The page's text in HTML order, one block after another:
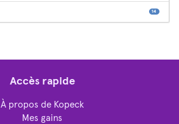
14
Accès rapide
À propos de Kopeck
Mes gains